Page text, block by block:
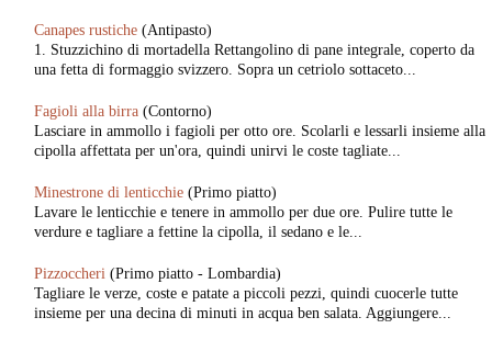
Canapes rustiche (Antipasto)
1. Stuzzichino di mortadella Rettangolino di pane integrale, coperto da
una fetta di formaggio svizzero. Sopra un cetriolo sottaceto...
Fagioli alla birra (Contorno)
Lasciare in ammollo i fagioli per otto ore. Scolarli e lessarli insieme alla
cipolla affettata per un'ora, quindi unirvi le coste tagliate...
Minestrone di lenticchie (Primo piatto)
Lavare le lenticchie e tenere in ammollo per due ore. Pulire tutte le
verdure e tagliare a fettine la cipolla, il sedano e le...
Pizzoccheri (Primo piatto - Lombardia)
Tagliare le verze, coste e patate a piccoli pezzi, quindi cuocerle tutte
insieme per una decina di minuti in acqua ben salata. Aggiungere...